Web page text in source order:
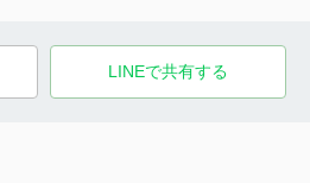
LINEで共有する